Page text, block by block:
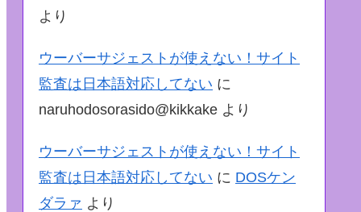
より
ウーバーサジェストが使えない！サイト
監査は日本語対応してない に
naruhodosorasido@kikkake より
ウーバーサジェストが使えない！サイト
監査は日本語対応してない に DOSケン
ダラァ より